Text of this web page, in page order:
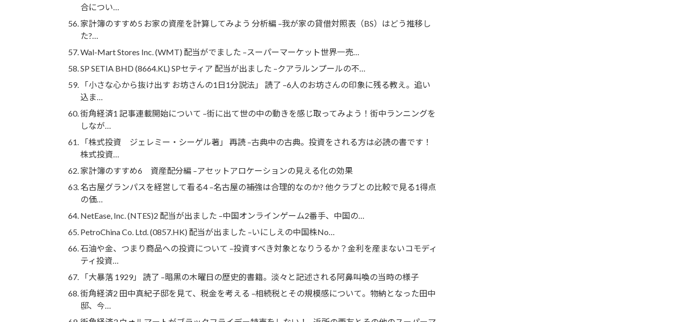
合につい…
家計簿のすすめ5 お家の資産を計算してみよう 分析編 –我が家の貸借対照表（BS）はどう推移し
た?…
Wal-Mart Stores Inc. (WMT) 配当がでました –スーパーマーケット世界一売…
SP SETIA BHD (8664.KL) SPセティア 配当が出ました –クアラルンプールの不…
「小さな心から抜け出す お坊さんの1日1分説法」 読了 –6人のお坊さんの印象に残る教え。追い
込ま…
街角経済1 記事連載開始について –街に出て世の中の動きを感じ取ってみよう！街中ランニングを
しなが…
「株式投資 ジェレミー・シーゲル著」 再読 –古典中の古典。投資をされる方は必読の書です！
株式投資…
家計簿のすすめ6 資産配分編 –アセットアロケーションの見える化の効果
名古屋グランパスを経営して看る4 –名古屋の補強は合理的なのか? 他クラブとの比較で見る1得点
の価…
NetEase, Inc. (NTES)2 配当が出ました –中国オンラインゲーム2番手、中国の…
PetroChina Co. Ltd. (0857.HK) 配当が出ました –いにしえの中国株No…
石油や金、つまり商品への投資について –投資すべき対象となりうるか？金利を産まないコモディ
ティ投資…
「大暴落 1929」 読了 –暗黒の木曜日の歴史的書籍。淡々と記述される阿鼻叫喚の当時の様子
街角経済2 田中真紀子邸を見て、税金を考える –相続税とその規模感について。物納となった田中
邸、今…